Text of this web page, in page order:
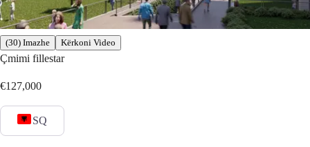
(30) Imazhe Kërkoni Video
Çmimi fillestar
€127,000
SQ